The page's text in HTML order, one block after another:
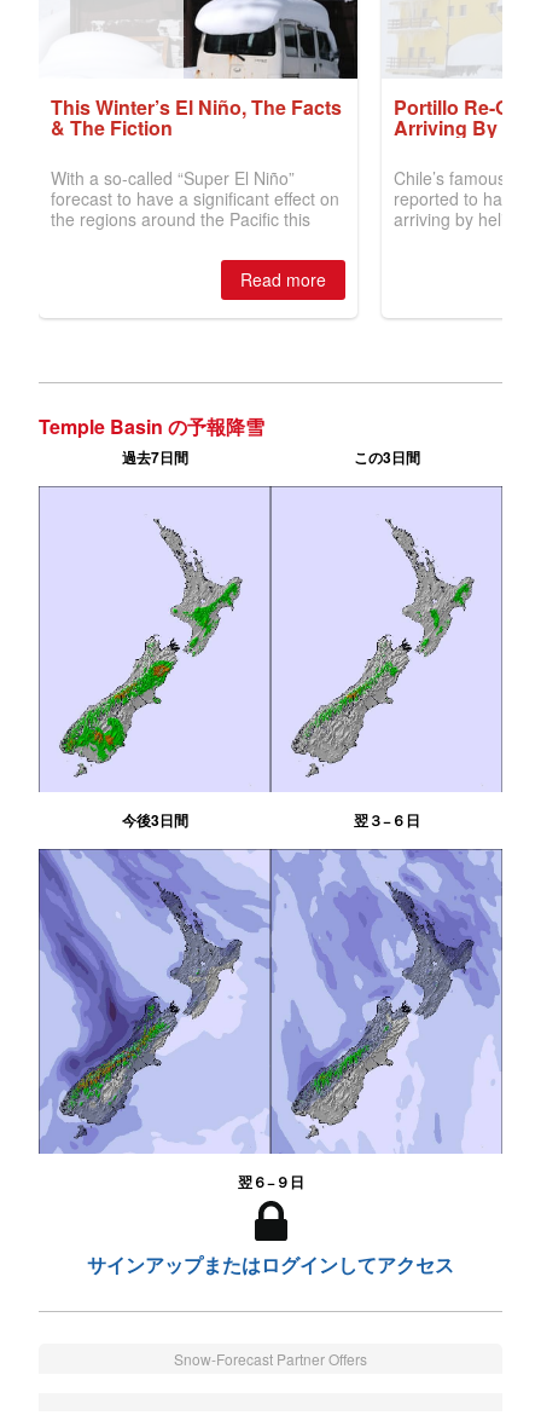
Temple Basin の予報降雪
過去7日間 この3日間
今後3日間 翌３−６日
翌６−９日
サインアップまたはログインしてアクセス
Snow-Forecast Partner Offers